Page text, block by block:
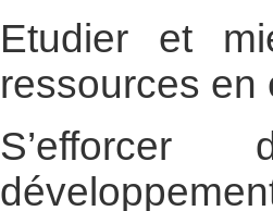
Etudier et
ressources en